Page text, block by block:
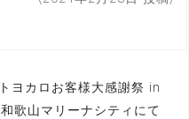
トヨカロお客様大感謝祭 in
和歌山マリーナシティにて